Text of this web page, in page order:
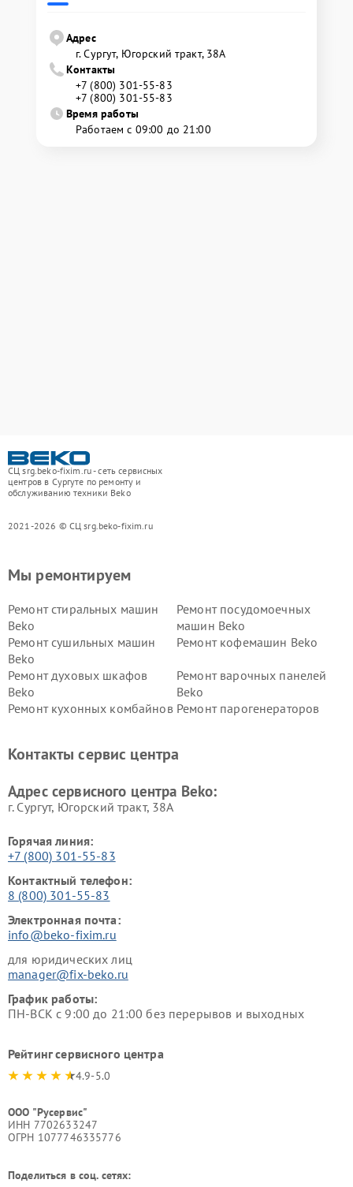
Адрес
г. Сургут, Югорский тракт, 38А
Контакты
+7 (800) 301-55-83
+7 (800) 301-55-83
Время работы
Работаем с 09:00 до 21:00
СЦ srg.beko-fixim.ru - сеть сервисных
центров в Сургуте по ремонту и
обслуживанию техники Beko
2021-2026 © СЦ srg.beko-fixim.ru
Мы ремонтируем
Ремонт стиральных машин
Beko
Ремонт посудомоечных
машин Beko
Ремонт сушильных машин
Beko
Ремонт кофемашин Beko
Ремонт духовых шкафов
Beko
Ремонт варочных панелей
Beko
Ремонт кухонных комбайнов Ремонт парогенераторов
Ремонт холодильников Beko Ремонт морозильных камер
Контакты сервис центра
Адрес сервисного центра Beko:
г. Сургут, Югорский тракт, 38А
Горячая линия:
+7 (800) 301-55-83
Контактный телефон:
8 (800) 301-55-83
Электронная почта:
info@beko-fixim.ru
для юридических лиц
manager@fix-beko.ru
График работы:
ПН-ВСК с 9:00 до 21:00 без перерывов и выходных
Рейтинг сервисного центра
4.9-5.0
ООО "Русервис"
ИНН 7702633247
ОГРН 1077746335776
Поделиться в соц. сетях: